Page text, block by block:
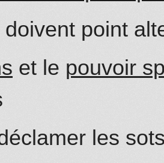
doivent point
et le pouvoir
les